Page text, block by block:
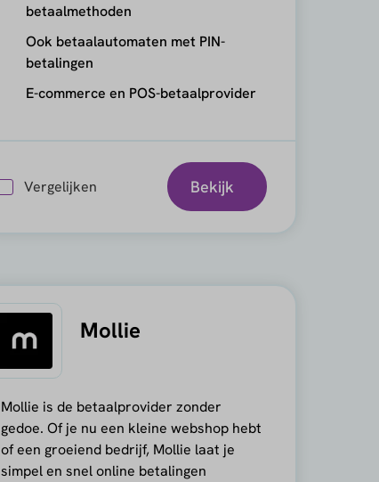
betaalmethoden
Ook betaalautomaten met PIN-
betalingen
E-commerce en POS-betaalprovider
Vergelijken Bekijk
Mollie
Mollie is de betaalprovider zonder
gedoe. Of je nu een kleine webshop hebt
of een groeiend bedrijf, Mollie laat je
simpel en snel online betalingen